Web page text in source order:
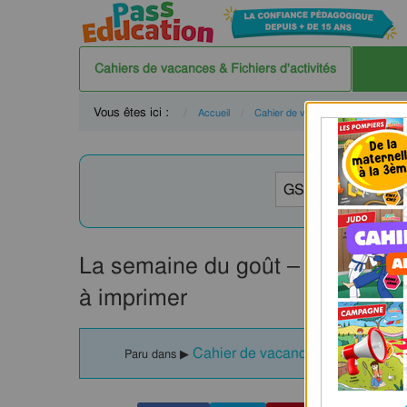
Cahiers de vacances & Fichiers d'activités
Vous êtes ici : Accueil Cahier de vacances
La semaine du goût – Fichier
à imprimer
Paru dans ▶ Cahier de vacances / Fichier